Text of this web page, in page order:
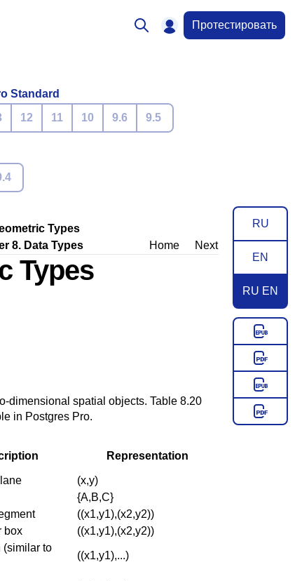
Протестировать
Standard
12 11 10 9.6 9.5
RU
EN
RU EN
Types
8. Data Types Home Next
Types
dimensional spatial objects. Table 8.20
in Postgres Pro.
Representation
(x,y)
{A,B,C}
((x1,y1),(x2,y2))
box ((x1,y1),(x2,y2))
(similar to
((x1,y1),...)